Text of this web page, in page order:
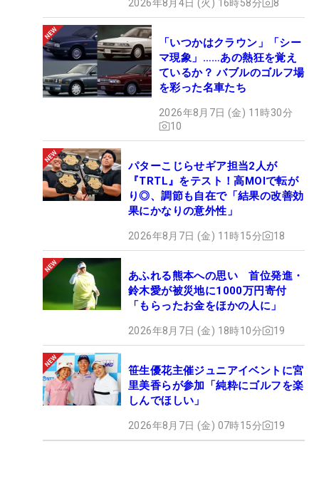
2026年8月4日 (火) 16時58分 8
「いつかはクラウン」「シー
マ現象」……あの熱狂を覚え
ているか？ バブルのゴルフ場
を彩った名車たち
2026年8月7日 (金) 11時30分
10
パターこじらせギア担当2人が
『TRTL』をテスト！高MOIで転が
り◎、調節も自在で「結果の改善効
果にかなりの意外性」
2026年8月7日 (金) 11時15分 18
あふれる熊本への思い 首位発進・
鈴木愛が被災地に1000万円寄付
「もらったお金をほかの人に」
2026年8月7日 (金) 18時10分 19
笹生優花主催ジュニアイベントに宮
里美香らが参加「純粋にゴルフを楽
しんでほしい」
2026年8月7日 (金) 07時15分 19